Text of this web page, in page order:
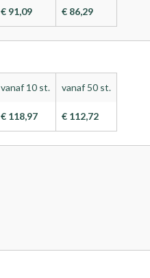
€ 91,09 € 86,29
vanaf 10 st.
€ 118,97
vanaf 50 st.
€ 112,72